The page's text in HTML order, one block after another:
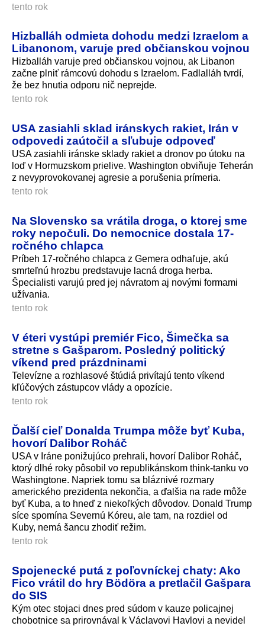
tento rok
Hizballáh odmieta dohodu medzi Izraelom a
Libanonom, varuje pred občianskou vojnou
Hizballáh varuje pred občianskou vojnou, ak Libanon
začne plniť rámcovú dohodu s Izraelom. Fadlalláh tvrdí,
že bez hnutia odporu nič neprejde.
tento rok
USA zasiahli sklad iránskych rakiet, Irán v
odpovedi zaútočil a sľubuje odpoveď
USA zasiahli iránske sklady rakiet a dronov po útoku na
loď v Hormuzskom prielive. Washington obviňuje Teherán
z nevyprovokovanej agresie a porušenia prímeria.
tento rok
Na Slovensko sa vrátila droga, o ktorej sme
roky nepočuli. Do nemocnice dostala 17-
ročného chlapca
Príbeh 17-ročného chlapca z Gemera odhaľuje, akú
smrteľnú hrozbu predstavuje lacná droga herba.
Špecialisti varujú pred jej návratom aj novými formami
užívania.
tento rok
V éteri vystúpi premiér Fico, Šimečka sa
stretne s Gašparom. Posledný politický
víkend pred prázdninami
Televízne a rozhlasové štúdiá privítajú tento víkend
kľúčových zástupcov vlády a opozície.
tento rok
Ďalší cieľ Donalda Trumpa môže byť Kuba,
hovorí Dalibor Roháč
USA v Iráne ponižujúco prehrali, hovorí Dalibor Roháč,
ktorý dlhé roky pôsobil vo republikánskom think-tanku vo
Washingtone. Napriek tomu sa bláznivé rozmary
amerického prezidenta nekončia, a ďalšia na rade môže
byť Kuba, a to hneď z niekoľkých dôvodov. Donald Trump
síce spomína Severnú Kóreu, ale tam, na rozdiel od
Kuby, nemá šancu zhodiť režim.
tento rok
Spojenecké putá z poľovníckej chaty: Ako
Fico vrátil do hry Bödöra a pretlačil Gašpara
do SIS
Kým otec stojaci dnes pred súdom v kauze policajnej
chobotnice sa prirovnával k Václavovi Havlovi a nevidel